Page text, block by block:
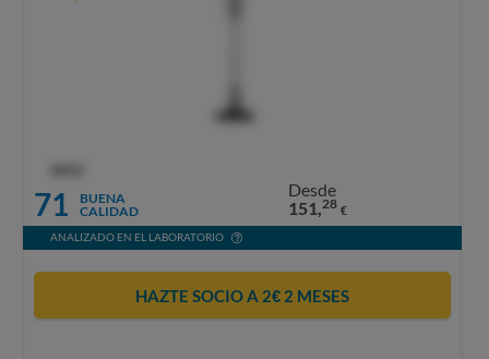
71
BUENA
CALIDAD
Desde
151,28 €
ANALIZADO EN EL LABORATORIO
HAZTE SOCIO A 2€ 2 MESES